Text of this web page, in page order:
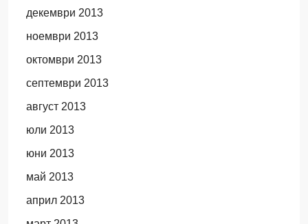
декември 2013
ноември 2013
октомври 2013
септември 2013
август 2013
юли 2013
юни 2013
май 2013
април 2013